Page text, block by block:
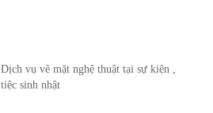
Dịch vụ vẽ mặt nghệ thuật tại sự kiện ,
tiệc sinh nhật